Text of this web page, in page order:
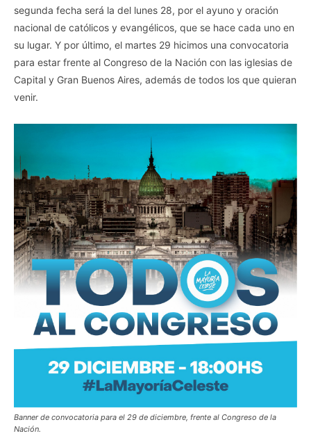
segunda fecha será la del lunes 28, por el ayuno y oración
nacional de católicos y evangélicos, que se hace cada uno en
su lugar. Y por último, el martes 29 hicimos una convocatoria
para estar frente al Congreso de la Nación con las iglesias de
Capital y Gran Buenos Aires, además de todos los que quieran
venir.
Banner de convocatoria para el 29 de diciembre, frente al Congreso de la
Nación.